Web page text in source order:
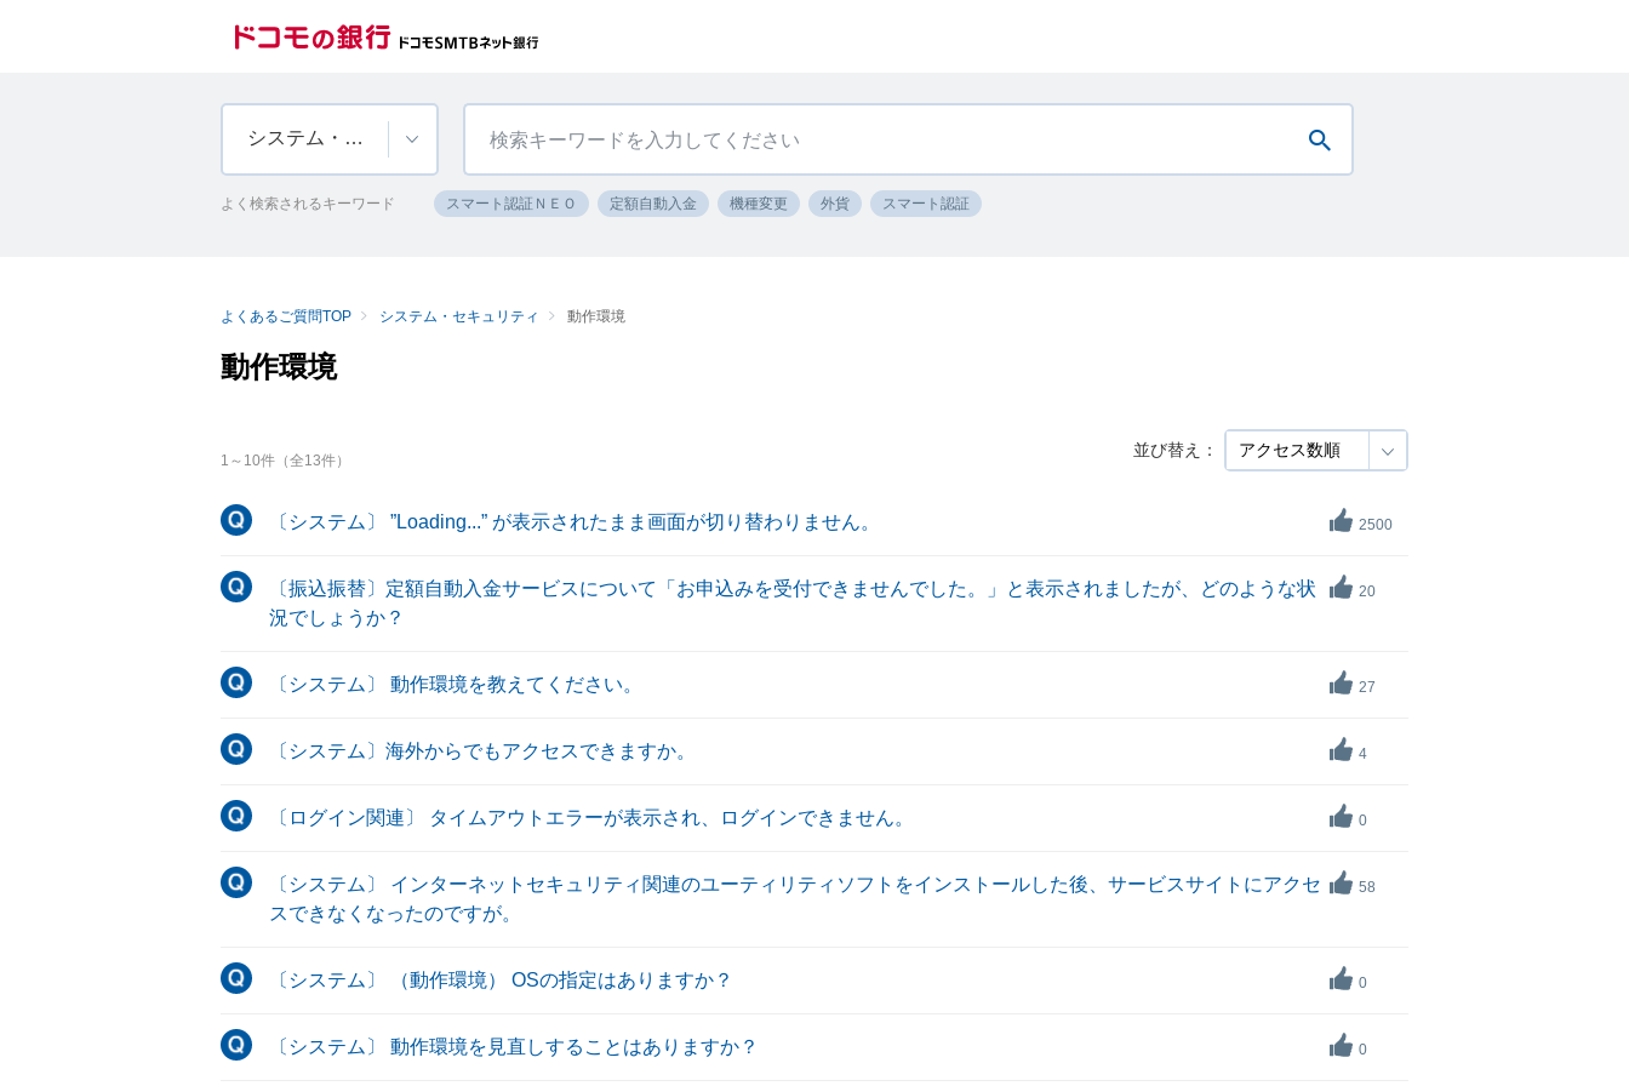
システム・セキュリティ
よく検索されるキーワード スマート認証ＮＥＯ 定額自動入金 機種変更 外貨 スマート認証
よくあるご質問TOP システム・セキュリティ 動作環境
動作環境
並び替え：
1 ～ 10件（全13件）
〔システム〕 ”Loading...” が表示されたまま画面が切り替わりません。 2500
〔振込振替〕定額自動入金サービスについて「お申込みを受付できませんでした。」と表示されましたが、どのような状
況でしょうか？
20
〔システム〕 動作環境を教えてください。 27
〔システム〕海外からでもアクセスできますか。 4
〔ログイン関連〕 タイムアウトエラーが表示され、ログインできません。 0
〔システム〕 インターネットセキュリティ関連のユーティリティソフトをインストールした後、サービスサイトにアクセ
スできなくなったのですが。
58
〔システム〕 （動作環境） OSの指定はありますか？ 0
〔システム〕 動作環境を見直しすることはありますか？ 0